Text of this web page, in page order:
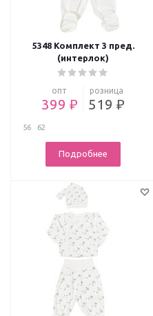
5348 Комплект 3 пред.
(интерлок)
опт
399 ₽
розница
519 ₽
56 62
Подробнее